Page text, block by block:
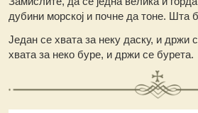
дубини морској и почне да тоне. Шта
Један се хвата за неку даску, и држи
хвата за неко буре, и држи се бурета.